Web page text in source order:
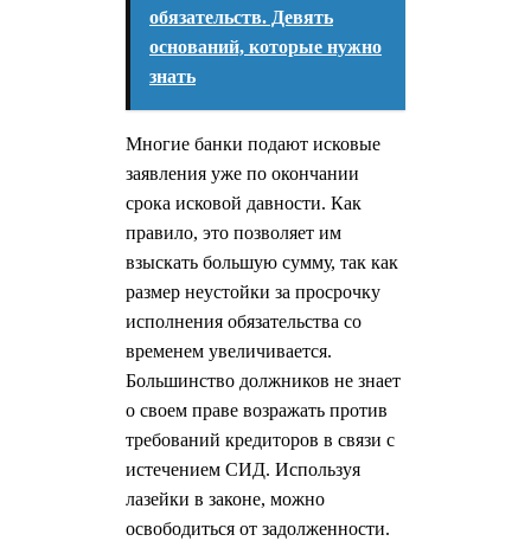
обязательств. Девять
оснований, которые нужно
знать
Многие банки подают исковые
заявления уже по окончании
срока исковой давности. Как
правило, это позволяет им
взыскать большую сумму, так как
размер неустойки за просрочку
исполнения обязательства со
временем увеличивается.
Большинство должников не знает
о своем праве возражать против
требований кредиторов в связи с
истечением СИД. Используя
лазейки в законе, можно
освободиться от задолженности.